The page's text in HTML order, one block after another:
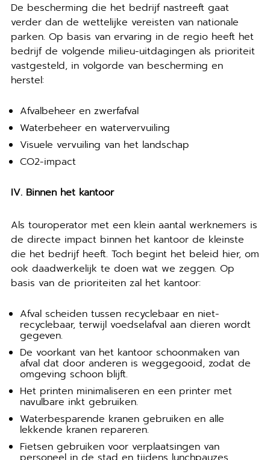
De bescherming die het bedrijf nastreeft gaat
verder dan de wettelijke vereisten van nationale
parken. Op basis van ervaring in de regio heeft het
bedrijf de volgende milieu-uitdagingen als prioriteit
vastgesteld, in volgorde van bescherming en
herstel:
Afvalbeheer en zwerfafval
Waterbeheer en watervervuiling
Visuele vervuiling van het landschap
CO2-impact
IV. Binnen het kantoor
Als touroperator met een klein aantal werknemers is
de directe impact binnen het kantoor de kleinste
die het bedrijf heeft. Toch begint het beleid hier, om
ook daadwerkelijk te doen wat we zeggen. Op
basis van de prioriteiten zal het kantoor:
Afval scheiden tussen recyclebaar en niet-
recyclebaar, terwijl voedselafval aan dieren wordt
gegeven.
De voorkant van het kantoor schoonmaken van
afval dat door anderen is weggegooid, zodat de
omgeving schoon blijft.
Het printen minimaliseren en een printer met
navulbare inkt gebruiken.
Waterbesparende kranen gebruiken en alle
lekkende kranen repareren.
Fietsen gebruiken voor verplaatsingen van